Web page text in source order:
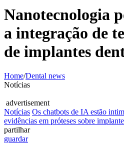
Nanotecnologia
a integração de
de implantes
Home/Dental news
Notícias
advertisement
Notícias Os chatbots de IA estão
evidências em próteses sobre
partilhar
guardar